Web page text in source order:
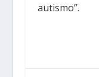
autismo”.